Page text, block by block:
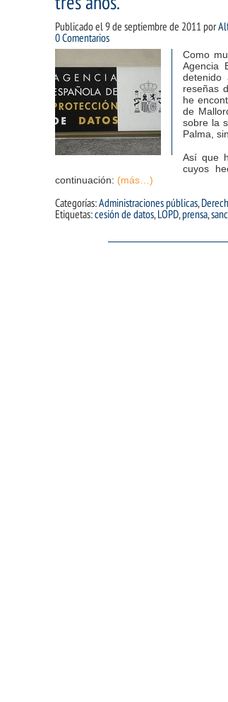
Publicado el9 de septiembre de 2011 por
0 Comentarios
Como
Agencia
reseñas
he
de
sobre la
Palma,
Así que
cuyos
continuación: (más…)
Categorías:Administraciones públicas,
Etiquetas:cesión de datos,LOPD,prensa,